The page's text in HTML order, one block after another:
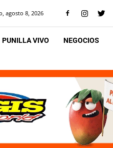
agosto 8, 2026
PUNILLA VIVO NEGOCIOS